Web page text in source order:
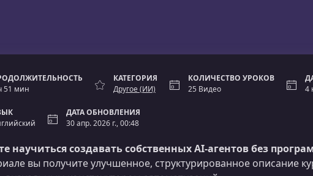
51 мин
КАТЕГОРИЯ
Другое (ИИ)
КОЛИЧЕСТВО УРОКОВ
25 Видео
4
ДАТА ОБНОВЛЕНИЯ
30 апр. 2026 г., 00:48
научиться создавать собственных AI-агентов без
вы получите улучшенное, структурированное описание